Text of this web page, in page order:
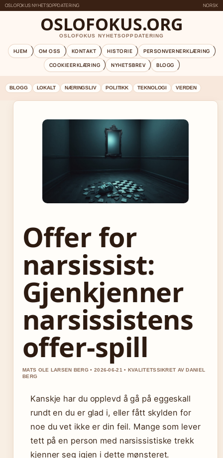
OSLOFOKUS NYHETSOPPDATERING NORSK
OSLOFOKUS.ORG
OSLOFOKUS NYHETSOPPDATERING
HJEM OM OSS KONTAKT HISTORIE
PERSONVERNERKLÆRING
COOKIEERKLÆRING
NYHETSBREV BLOGG
BLOGG LOKALT NÆRINGSLIV POLITIKK TEKNOLOGI VERDEN
Offer for
narsissist:
Gjenkjenner
narsissistens
offer-spill
MATS OLE LARSEN BERG • 2026-06-21 • KVALITETSSIKRET AV DANIEL
BERG
Kanskje har du opplevd å gå på eggeskall
rundt en du er glad i, eller fått skylden for
noe du vet ikke er din feil. Mange som lever
tett på en person med narsissistiske trekk
kjenner seg igjen i dette mønsteret.